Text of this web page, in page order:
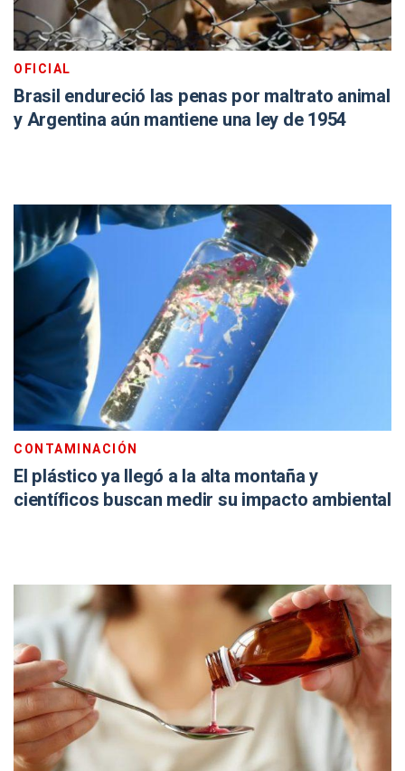
OFICIAL
Brasil endureció las penas por maltrato animal
y Argentina aún mantiene una ley de 1954
CONTAMINACIÓN
El plástico ya llegó a la alta montaña y
científicos buscan medir su impacto ambiental